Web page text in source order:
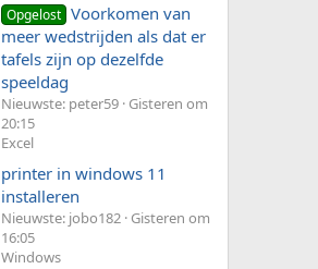
Opgelost Voorkomen van
meer wedstrijden als dat er
tafels zijn op dezelfde
speeldag
Nieuwste: peter59 Gisteren om
20:15
Excel
printer in windows 11
installeren
Nieuwste: jobo182 Gisteren om
16:05
Windows